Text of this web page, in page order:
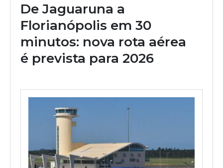
De Jaguaruna a
Florianópolis em 30
minutos: nova rota aérea
é prevista para 2026